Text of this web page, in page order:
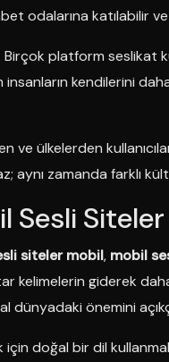
odalarına katılabilir
platform seslikat
insanların kendilerini
ve ülkelerden
aynı zamanda farklı
Sesli Siteler
siteler mobil, mobil
kelimelerin giderek
dünyadaki önemini
için doğal bir dil